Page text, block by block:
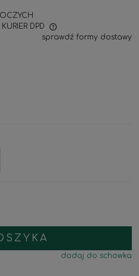
DPD
sprawdź formy dostawy
dodaj do schowka